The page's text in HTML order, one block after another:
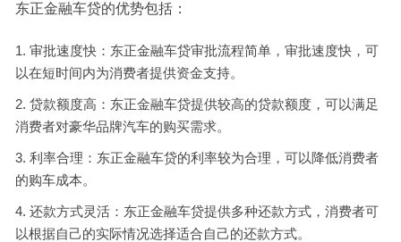
东正金融车贷的优势包括：
审批速度快：东正金融车贷审批流程简单，审批速度快，可
以在短时间内为消费者提供资金支持。
贷款额度高：东正金融车贷提供较高的贷款额度，可以满足
消费者对豪华品牌汽车的购买需求。
利率合理：东正金融车贷的利率较为合理，可以降低消费者
的购车成本。
还款方式灵活：东正金融车贷提供多种还款方式，消费者可
以根据自己的实际情况选择适合自己的还款方式。